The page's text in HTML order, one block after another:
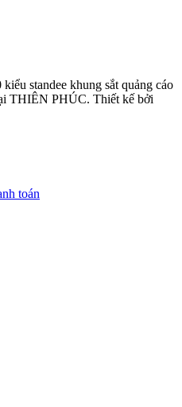
standee khung sắt quảng cáo
THIÊN PHÚC. Thiết kế bởi
toán